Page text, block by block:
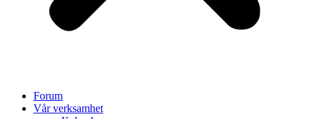
Forum
Vår verksamhet